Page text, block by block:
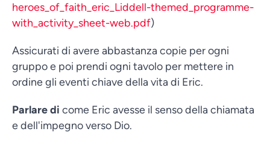
heroes_of_faith_eric_Liddell-themed_programme-
with_activity_sheet-web.pdf)
Assicurati di avere abbastanza copie per ogni
gruppo e poi prendi ogni tavolo per mettere in
ordine gli eventi chiave della vita di Eric.
Parlare di come Eric avesse il senso della chiamata
e dell'impegno verso Dio.